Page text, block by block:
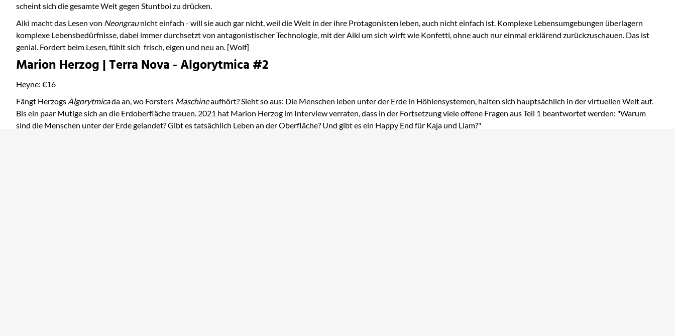
scheint sich die gesamte Welt gegen Stuntboi zu drücken.
Aiki macht das Lesen von Neongraunicht einfach - will sie auch gar nicht, weil die Welt in der ihre Protagonisten leben, auch nicht einfach ist. Komplexe Lebensumgebungen überlagern
komplexe Lebensbedürfnisse, dabei immer durchsetzt von antagonistischer Technologie, mit der Aiki um sich wirft wie Konfetti, ohne auch nur einmal erklärend zurückzuschauen. Das ist
genial. Fordert beim Lesen, fühlt sich frisch, eigen und neu an. [Wolf]
Marion Herzog | Terra Nova - Algorytmica #2
Heyne: €16
Fängt Herzogs Algorytmicada an, wo Forsters Maschineaufhört? Sieht so aus: Die Menschen leben unter der Erde in Höhlensystemen, halten sich hauptsächlich in der virtuellen Welt auf.
Bis ein paar Mutige sich an die Erdoberfläche trauen. 2021 hat Marion Herzog im Interview verraten, dass in der Fortsetzung viele offene Fragen aus Teil 1 beantwortet werden: "Warum
sind die Menschen unter der Erde gelandet? Gibt es tatsächlich Leben an der Oberfläche? Und gibt es ein Happy End für Kaja und Liam?"